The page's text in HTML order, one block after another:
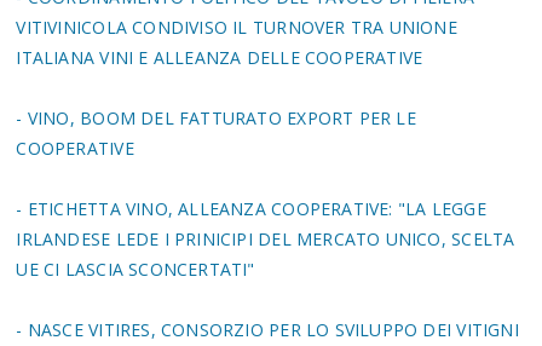
VITIVINICOLA CONDIVISO IL TURNOVER TRA UNIONE
ITALIANA VINI E ALLEANZA DELLE COOPERATIVE
- VINO, BOOM DEL FATTURATO EXPORT PER LE
COOPERATIVE
- ETICHETTA VINO, ALLEANZA COOPERATIVE: "LA LEGGE
IRLANDESE LEDE I PRINICIPI DEL MERCATO UNICO, SCELTA
UE CI LASCIA SCONCERTATI"
- NASCE VITIRES, CONSORZIO PER LO SVILUPPO DEI VITIGNI